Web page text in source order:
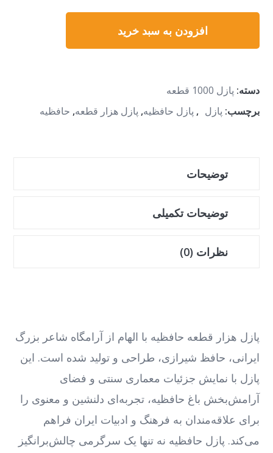
افزودن به سبد خرید
دسته: پازل 1000 قطعه
برچسب: پازل , پازل حافظیه, پازل هزار قطعه, حافظیه
توضیحات
توضیحات تکمیلی
نظرات (0)
پازل هزار قطعه حافظیه با الهام از آرامگاه شاعر بزرگ
ایرانی، حافظ شیرازی، طراحی و تولید شده است. این
پازل با نمایش جزئیات معماری سنتی و فضای
آرامش‌بخش باغ حافظیه، تجربه‌ای دلنشین و معنوی را
برای علاقه‌مندان به فرهنگ و ادبیات ایران فراهم
می‌کند. پازل حافظیه نه تنها یک سرگرمی چالش‌برانگیز